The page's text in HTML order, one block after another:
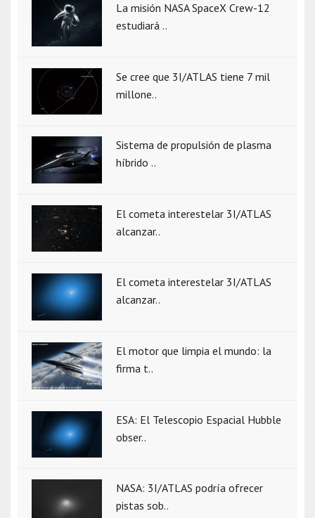
La misión NASA SpaceX Crew-12
estudiará ..
Se cree que 3I/ATLAS tiene 7 mil
millone..
Sistema de propulsión de plasma
híbrido ..
El cometa interestelar 3I/ATLAS
alcanzar..
El cometa interestelar 3I/ATLAS
alcanzar..
El motor que limpia el mundo: la
firma t..
ESA: El Telescopio Espacial Hubble
obser..
NASA: 3I/ATLAS podría ofrecer
pistas sob..